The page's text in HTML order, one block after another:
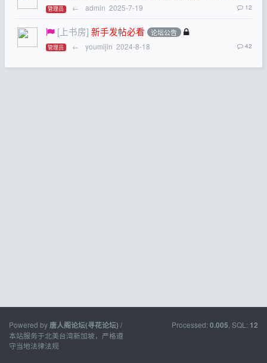
管理员 ← admin 2025-7-19 12
[上书房] 新手发帖必看 论坛公告
管理员 ← youmijin 2024-8-18 42
Powered by 唐人阁论坛(寻花论坛)/
本站服务于北美台湾新加坡，严格遵
守当地法律法规
Processed: 0.005 , SQL: 12